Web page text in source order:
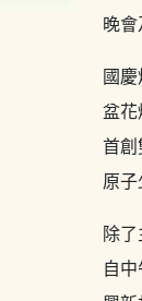
晚
國
盆花
首創
原子
除
自